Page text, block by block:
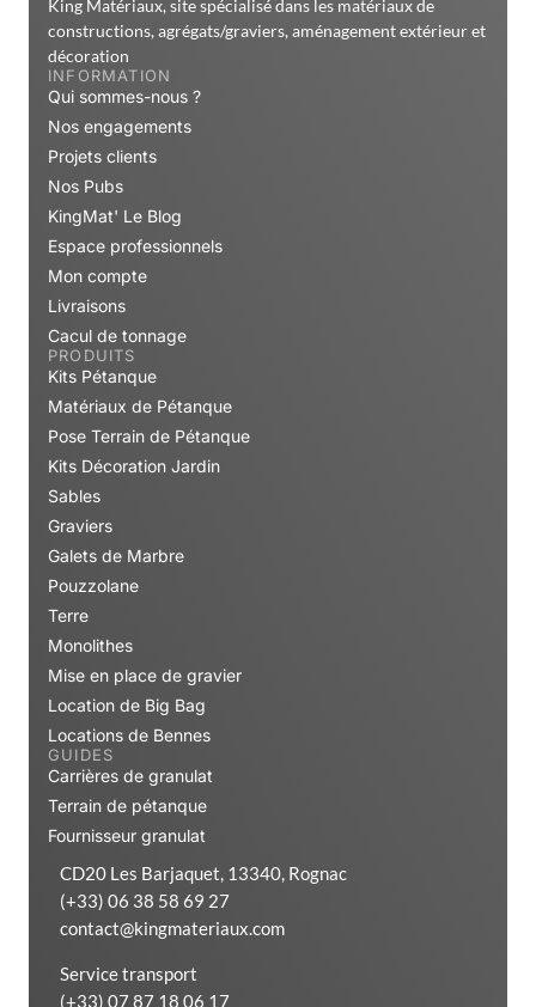
King Matériaux, site spécialisé dans les matériaux de
constructions, agrégats/graviers, aménagement extérieur et
décoration
INFORMATION
Qui sommes-nous ?
Nos engagements
Projets clients
Nos Pubs
KingMat' Le Blog
Espace professionnels
Mon compte
Livraisons
Cacul de tonnage
PRODUITS
Kits Pétanque
Matériaux de Pétanque
Pose Terrain de Pétanque
Kits Décoration Jardin
Sables
Graviers
Galets de Marbre
Pouzzolane
Terre
Monolithes
Mise en place de gravier
Location de Big Bag
Locations de Bennes
GUIDES
Carrières de granulat
Terrain de pétanque
Fournisseur granulat
CD20 Les Barjaquet, 13340, Rognac
(+33) 06 38 58 69 27
contact@kingmateriaux.com
Service transport
(+33) 07 87 18 06 17